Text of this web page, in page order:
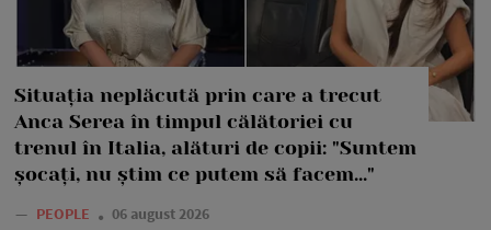
Situația neplăcută prin care a trecut
Anca Serea în timpul călătoriei cu
trenul în Italia, alături de copii: "Suntem
șocați, nu știm ce putem să facem..."
— PEOPLE 06 august 2026